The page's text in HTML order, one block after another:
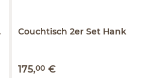
Couchtisch 2er Set Hank
175,00 €